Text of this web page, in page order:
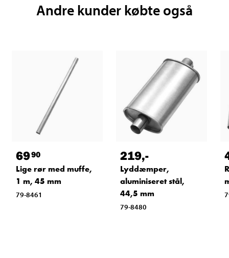
Andre kunder købte også
6990
Lige rør med muffe,
1 m, 45 mm
79-8461
219,-
Lyddæmper,
aluminiseret stål,
44,5 mm
79-8480